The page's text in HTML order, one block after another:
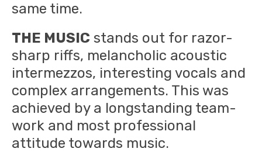
same time.
THE MUSIC stands out for razor-
sharp riffs, melancholic acoustic
intermezzos, interesting vocals and
complex arrangements. This was
achieved by a longstanding team-
work and most professional
attitude towards music.